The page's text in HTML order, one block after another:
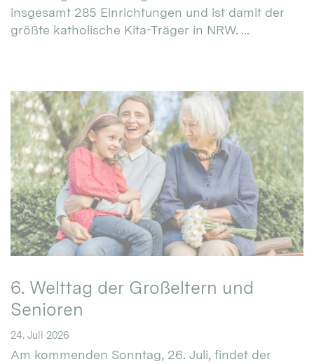
insgesamt 285 Einrichtungen und ist damit der
größte katholische Kita-Träger in NRW. ...
6. Welttag der Großeltern und
Senioren
24. Juli 2026
Am kommenden Sonntag, 26. Juli, findet der